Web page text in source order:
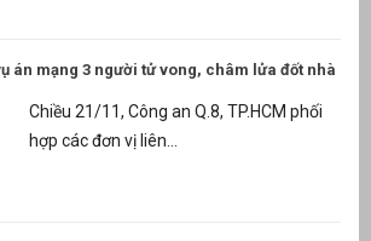
án mạng 3 người tử vong, châm lửa đốt nhà
Chiều 21/11, Công an Q.8, TP.HCM phối
hợp các đơn vị liên...